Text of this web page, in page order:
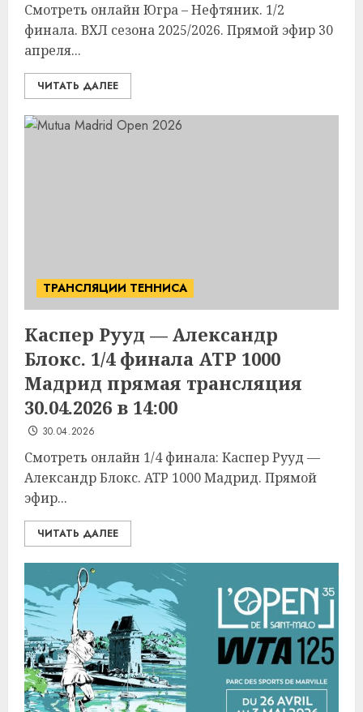
Смотреть онлайн Югра – Нефтяник. 1/2
финала. ВХЛ сезона 2025/2026. Прямой эфир 30
апреля...
ЧИТАТЬ ДАЛЕЕ
ТРАНСЛЯЦИИ ТЕННИСА
Каспер Рууд — Александр
Блокс. 1/4 финала ATP 1000
Мадрид прямая трансляция
30.04.2026 в 14:00
30.04.2026
Смотреть онлайн 1/4 финала: Каспер Рууд —
Александр Блокс. ATP 1000 Мадрид. Прямой
эфир...
ЧИТАТЬ ДАЛЕЕ